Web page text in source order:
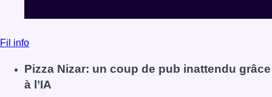
Fil info
Pizza Nizar: un coup de pub inattendu grâce
à l’IA